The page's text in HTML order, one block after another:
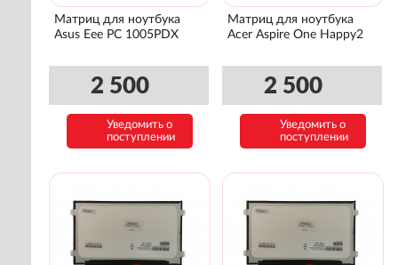
Матриц для ноутбука
Asus Eee PC 1005PDX
2 500
Уведомить о
поступлении
Матриц для ноутбука
Acer Aspire One Happy2
2 500
Уведомить о
поступлении